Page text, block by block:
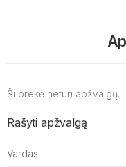
Ši prekė neturi apžvalgų.
Rašyti apžvalgą
Vardas